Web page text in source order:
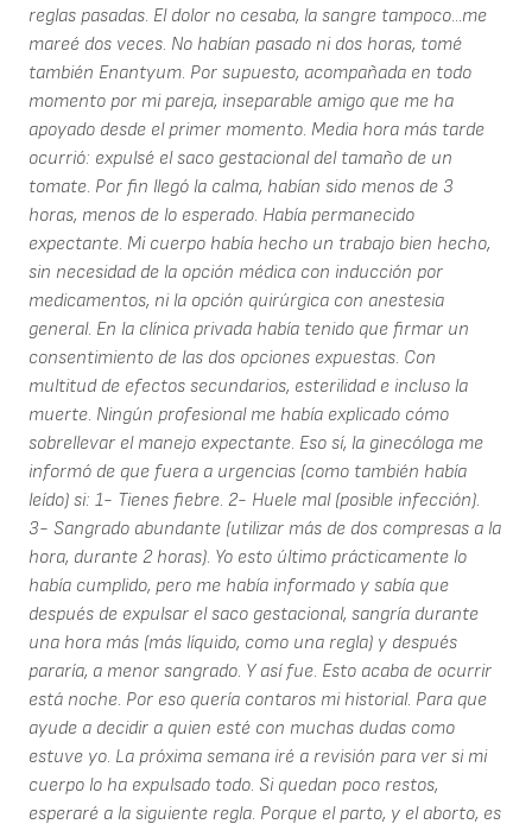
reglas pasadas. El dolor no cesaba, la sangre tampoco...me
mareé dos veces. No habían pasado ni dos horas, tomé
también Enantyum. Por supuesto, acompañada en todo
momento por mi pareja, inseparable amigo que me ha
apoyado desde el primer momento. Media hora más tarde
ocurrió: expulsé el saco gestacional del tamaño de un
tomate. Por fin llegó la calma, habían sido menos de 3
horas, menos de lo esperado. Había permanecido
expectante. Mi cuerpo había hecho un trabajo bien hecho,
sin necesidad de la opción médica con inducción por
medicamentos, ni la opción quirúrgica con anestesia
general. En la clínica privada había tenido que firmar un
consentimiento de las dos opciones expuestas. Con
multitud de efectos secundarios, esterilidad e incluso la
muerte. Ningún profesional me había explicado cómo
sobrellevar el manejo expectante. Eso sí, la ginecóloga me
informó de que fuera a urgencias (como también había
leído) si: 1- Tienes fiebre. 2- Huele mal (posible infección).
3- Sangrado abundante (utilizar más de dos compresas a la
hora, durante 2 horas). Yo esto último prácticamente lo
había cumplido, pero me había informado y sabía que
después de expulsar el saco gestacional, sangría durante
una hora más (más líquido, como una regla) y después
pararía, a menor sangrado. Y así fue. Esto acaba de ocurrir
está noche. Por eso quería contaros mi historial. Para que
ayude a decidir a quien esté con muchas dudas como
estuve yo. La próxima semana iré a revisión para ver si mi
cuerpo lo ha expulsado todo. Si quedan poco restos,
esperaré a la siguiente regla. Porque el parto, y el aborto, es